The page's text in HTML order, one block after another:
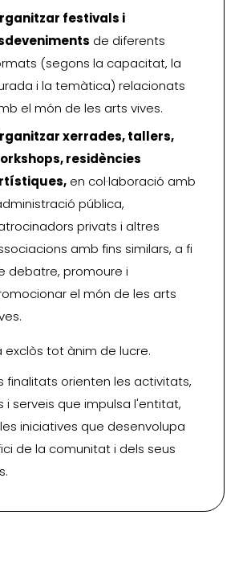
festivals i
de diferents
(segons la capacitat, la
i la temàtica) relacionats
el món de les arts vives.
xerrades, tallers,
residències
en col·laboració amb
pública,
privats i altres
amb fins similars, a fi
debatre, promoure i
el món de les arts
exclòs tot ànim de lucre.
finalitats orienten les activitats,
i serveis que impulsa l'entitat,
iniciatives que desenvolupa
de la comunitat i dels seus